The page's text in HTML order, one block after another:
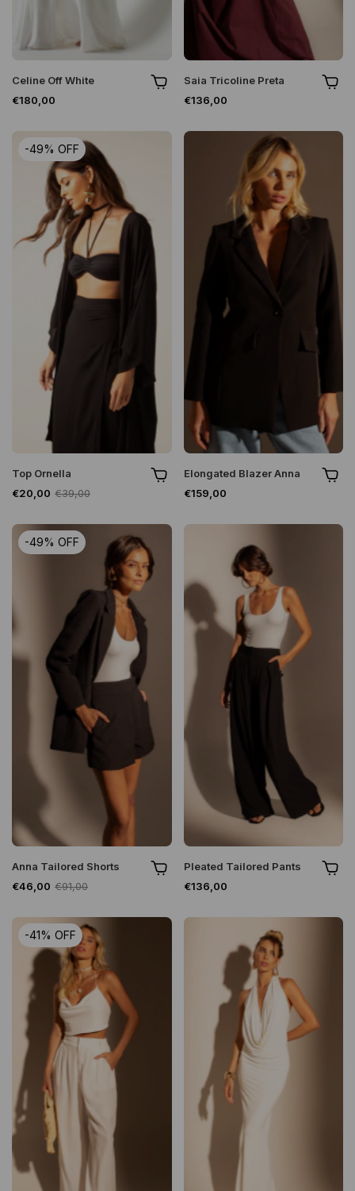
Celine Off White
€180,00
Saia Tricoline Preta
€136,00
-49% OFF
Top Ornella
€20,00 €39,00
Elongated Blazer Anna
€159,00
-49% OFF
Anna Tailored Shorts
€46,00 €91,00
Pleated Tailored Pants
€136,00
-41% OFF